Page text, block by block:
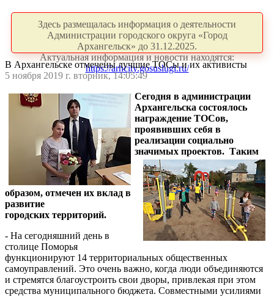
Здесь размещалась информация о деятельности
Администрации городского округа «Город
Архангельск» до 31.12.2025.
Актуальная информация и новости находятся:
https://arhcity.gosuslugi.ru/
В Архангельске отмечены лучшие ТОСы и их активисты
5 ноября 2019 г. вторник, 14:05:49
Сегодня в администрации
Архангельска состоялось
награждение ТОСов,
проявивших себя в
реализации социально
значимых проектов. Таким
образом, отмечен их вклад в
развитие
городских территорий.
- На сегодняшний день в
столице Поморья
функционируют 14 территориальных общественных
самоуправлений. Это очень важно, когда люди объединяются
и стремятся благоустроить свои дворы, привлекая при этом
средства муниципального бюджета. Совместными усилиями